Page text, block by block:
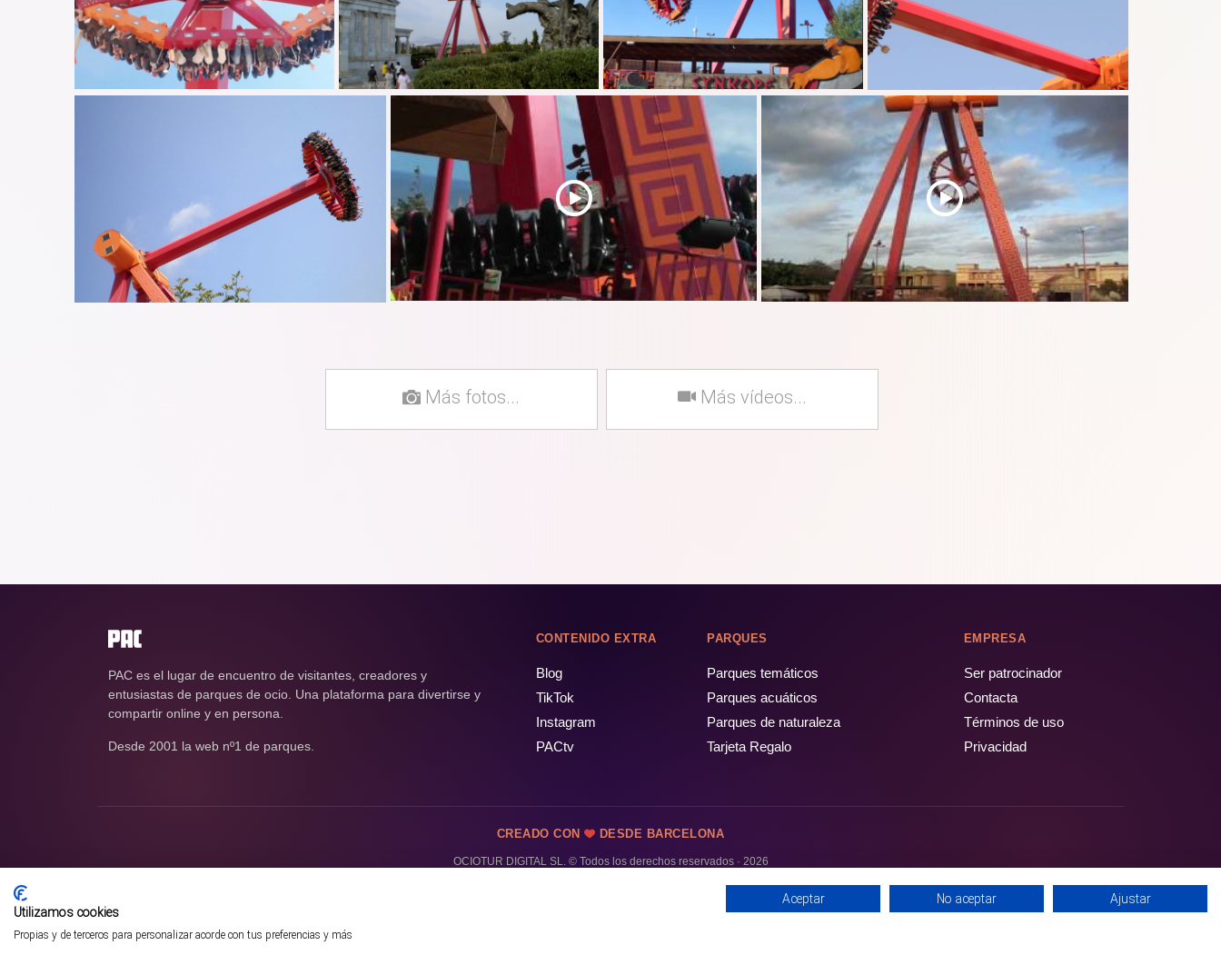
Más fotos... Más vídeos...
PAC es el lugar de encuentro de visitantes, creadores y
entusiastas de parques de ocio. Una plataforma para divertirse y
compartir online y en persona.
Desde 2001 la web nº1 de parques.
CONTENIDO EXTRA
Blog
TikTok
Instagram
PACtv
PARQUES
Parques temáticos
Parques acuáticos
Parques de naturaleza
Tarjeta Regalo
EMPRESA
Ser patrocinador
Contacta
Términos de uso
Privacidad
CREADO CON DESDE BARCELONA
OCIOTUR DIGITAL SL. © Todos los derechos reservados · 2026
Utilizamos cookies
Propias y de terceros para personalizar acorde con tus preferencias y más
Aceptar No aceptar Ajustar